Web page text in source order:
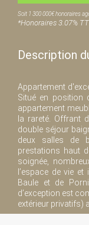
Soit 1 300 000€ honoraires
*Honoraires 3.07%
Description
Appartement
Situé en position
appartement
la rareté. Offrant
double séjour
deux salles de
prestations haut
soignée,
l’espace de vie
Baule et de
d’exception est
extérieur privatifs)